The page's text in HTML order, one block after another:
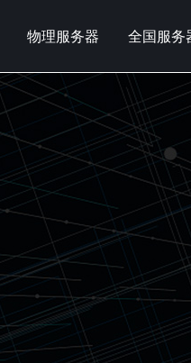
物理服务器 全国服务